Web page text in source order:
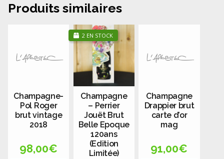
Produits similaires
Champagne-
Pol Roger
brut vintage
2018
98,00€
Champagne
– Perrier
Jouët Brut
Belle Epoque
120ans
(Edition
Limitée)
2 EN STOCK
Champagne
Drappier brut
carte d’or
mag
91,00€